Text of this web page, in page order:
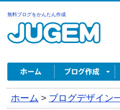
無料ブログをかんたん作成
ホーム > ブログデザイン